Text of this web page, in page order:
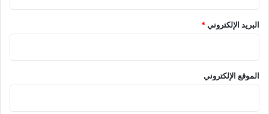
البريد الإلكتروني*
الموقع الإلكتروني